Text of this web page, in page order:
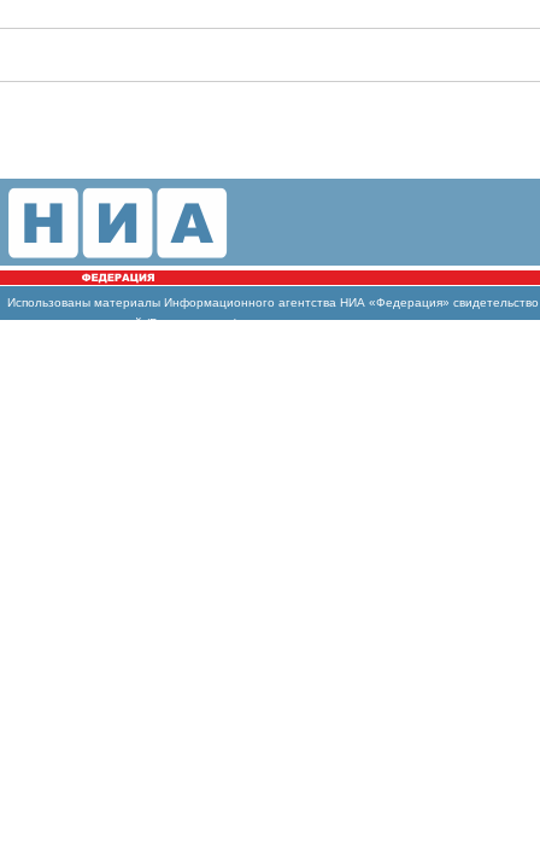
Использованы материалы Информационного агентства НИА «Федерация»
массовых коммуникаций (Роскомнадзор)